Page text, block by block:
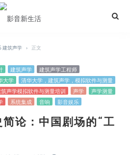
建筑声学 › 正文
建筑声学
建筑声学工程师
大学
清华大学，建筑声学，模拟软件与测量
声学模拟软件与测量培训 声学
声学测量
系统集成 音响 影音娱乐
论：中国剧场的“工